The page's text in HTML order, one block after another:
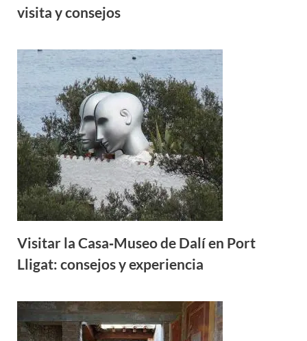
visita y consejos
Visitar la Casa‑Museo de Dalí en Port
Lligat: consejos y experiencia